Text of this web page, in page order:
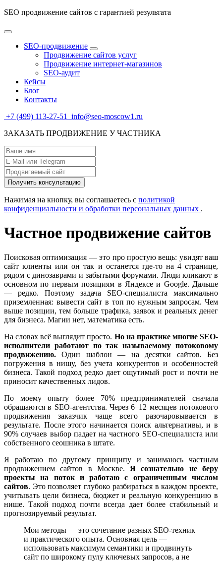
SEO продвижение сайтов с гарантией результата
SEO-продвижение
Продвижение сайтов услуг
Продвижение интернет-магазинов
SEO-аудит
Кейсы
Блог
Контакты
+7 (499) 113-27-51
info@seo-moscow1.ru
ЗАКАЗАТЬ ПРОДВИЖЕНИЕ У ЧАСТНИКА
Нажимая на кнопку, вы соглашаетесь с политикой
конфиденциальности и обработки персональных данных .
Частное продвижение сайтов
Поисковая оптимизация — это про простую вещь: увидят ваш
сайт клиенты или он так и останется где-то на 4 странице,
рядом с динозаврами и забытыми форумами. Люди кликают в
основном по первым позициям в Яндексе и Google. Дальше
— редко. Поэтому задача SEO-специалиста максимально
приземленная: вывести сайт в топ по нужным запросам. Чем
выше позиции, тем больше трафика, заявок и реальных денег
для бизнеса. Магии нет, математика есть.
На словах всё выглядит просто. Но на практике многие SEO-
исполнители работают по так называемому потоковому
продвижению. Один шаблон — на десятки сайтов. Без
погружения в нишу, без учета конкурентов и особенностей
бизнеса. Такой подход редко дает ощутимый рост и почти не
приносит качественных лидов.
По моему опыту более 70% предпринимателей сначала
обращаются в SEO-агентства. Через 6–12 месяцев потокового
продвижения заказчик чаще всего разочаровывается в
результате. После этого начинается поиск альтернативы, и в
90% случаев выбор падает на частного SEO-специалиста или
собственного сеошника в штате.
Я работаю по другому принципу и занимаюсь частным
продвижением сайтов в Москве. Я сознательно не беру
проекты на поток и работаю с ограниченным числом
сайтов. Это позволяет глубоко разбираться в каждом проекте,
учитывать цели бизнеса, бюджет и реальную конкуренцию в
нише. Такой подход почти всегда дает более стабильный и
прогнозируемый результат.
Мои методы — это сочетание разных SEO-техник
и практического опыта. Основная цель —
использовать максимум семантики и продвинуть
сайт по широкому пулу ключевых запросов, а не